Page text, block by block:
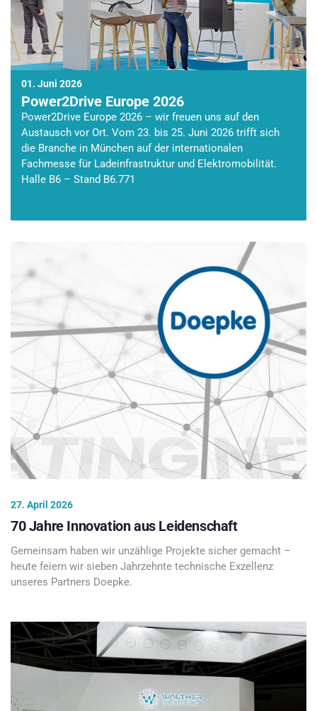
01. Juni 2026
Power2Drive Europe 2026
Power2Drive Europe 2026 – wir freuen uns auf den
Austausch vor Ort. Vom 23. bis 25. Juni 2026 trifft sich
die Branche in München auf der internationalen
Fachmesse für Ladeinfrastruktur und Elektromobilität.
Halle B6 – Stand B6.771
27. April 2026
70 Jahre Innovation aus Leidenschaft
Gemeinsam haben wir unzählige Projekte sicher gemacht –
heute feiern wir sieben Jahrzehnte technische Exzellenz
unseres Partners Doepke.